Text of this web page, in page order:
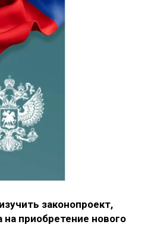
законопроект,
приобретение нового